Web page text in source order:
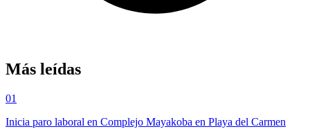
Más leídas
01
Inicia paro laboral en Complejo Mayakoba en Playa del Carmen